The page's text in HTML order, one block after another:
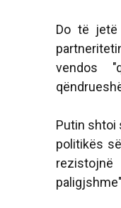
Do të jetë
vendos
Putin shtoi
politikës